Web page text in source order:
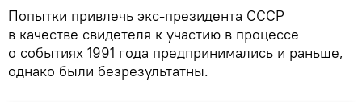
Попытки привлечь экс-президента СССР
в качестве свидетеля к участию в процессе
о событиях 1991 года предпринимались и раньше,
однако были безрезультатны.